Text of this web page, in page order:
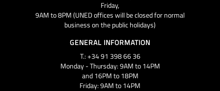
Friday,
9AM to 8PM (UNED offices will be closed for normal
business on the public holidays)
GENERAL INFORMATION
T.: +34 91 398 66 36
Monday - Thursday: 9AM to 14PM
and 16PM to 18PM
Friday: 9AM to 14PM